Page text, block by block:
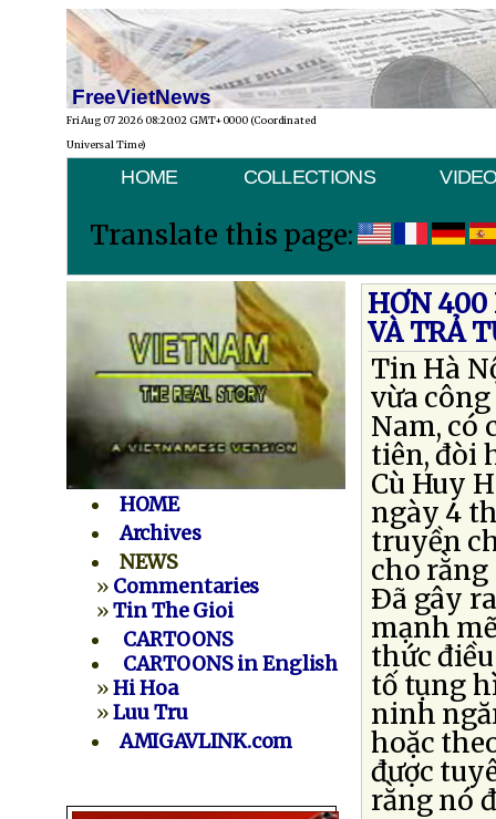
FreeVietNews
Fri Aug 07 2026 08:20:02 GMT+0000 (Coordinated
Universal Time)
HOME COLLECTIONS
Translate this page:
HOME
Archives
NEWS
» Commentaries
»Tin The Gioi
CARTOONS
CARTOONS in English
»Hi Hoa
»Luu Tru
AMIGAVLINK.com
HƠN 400
VÀ TRẢ
Tin Hà
vừa
Nam, có
tiên, đòi
Cù Huy
ngày 4
truyền
cho rằng
Ðã gây
mạnh
thức
tố tụng
ninh
hoặc
được
rằng nó